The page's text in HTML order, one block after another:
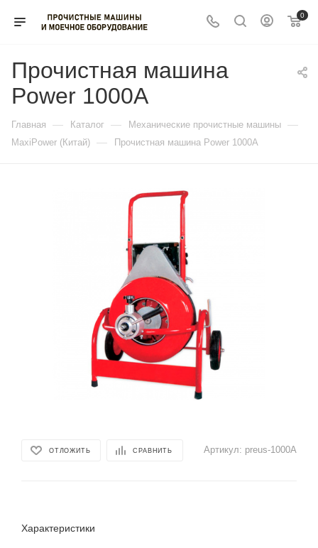
0
Прочистная машина
Power 1000A
Главная — Каталог — Механические прочистные машины —
MaxiPower (Китай) — Прочистная машина Power 1000A
ОТЛОЖИТЬ СРАВНИТЬ Артикул: preus-1000A
Характеристики